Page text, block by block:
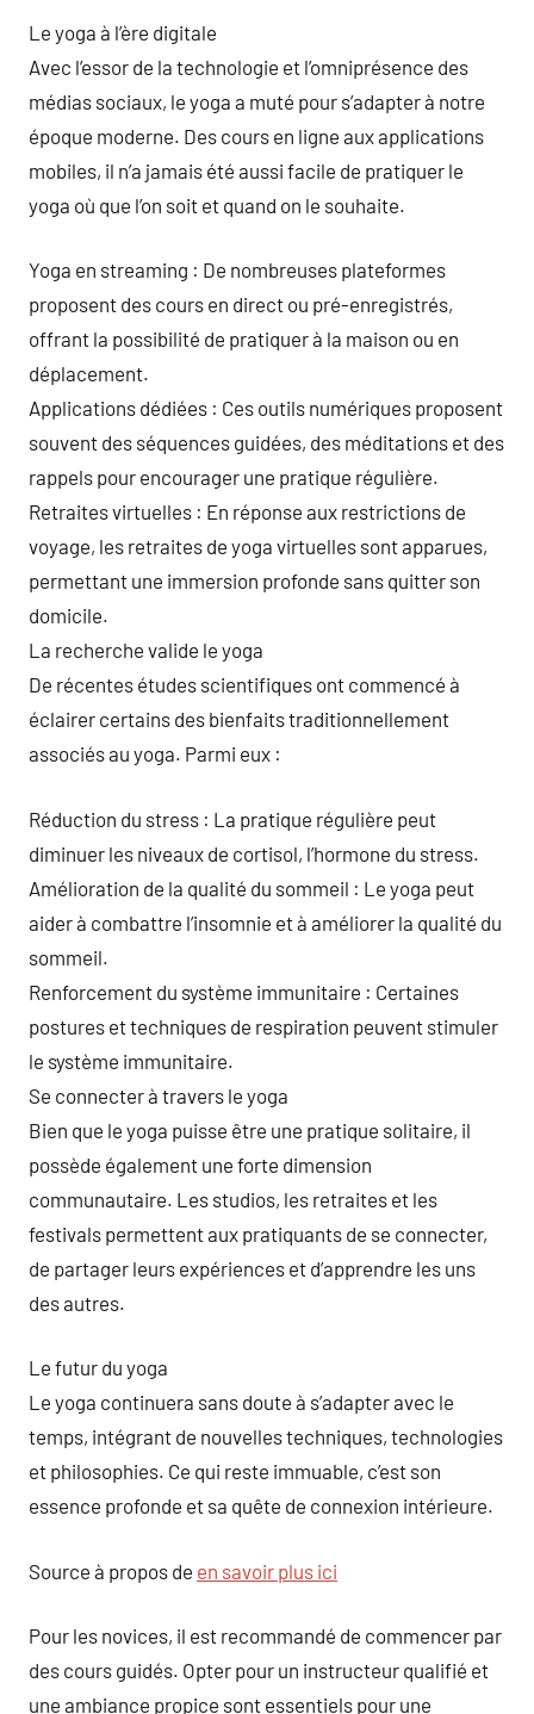
Le yoga à l’ère digitale
Avec l’essor de la technologie et l’omniprésence des
médias sociaux, le yoga a muté pour s’adapter à notre
époque moderne. Des cours en ligne aux applications
mobiles, il n’a jamais été aussi facile de pratiquer le
yoga où que l’on soit et quand on le souhaite.
Yoga en streaming : De nombreuses plateformes
proposent des cours en direct ou pré-enregistrés,
offrant la possibilité de pratiquer à la maison ou en
déplacement.
Applications dédiées : Ces outils numériques proposent
souvent des séquences guidées, des méditations et des
rappels pour encourager une pratique régulière.
Retraites virtuelles : En réponse aux restrictions de
voyage, les retraites de yoga virtuelles sont apparues,
permettant une immersion profonde sans quitter son
domicile.
La recherche valide le yoga
De récentes études scientifiques ont commencé à
éclairer certains des bienfaits traditionnellement
associés au yoga. Parmi eux :
Réduction du stress : La pratique régulière peut
diminuer les niveaux de cortisol, l’hormone du stress.
Amélioration de la qualité du sommeil : Le yoga peut
aider à combattre l’insomnie et à améliorer la qualité du
sommeil.
Renforcement du système immunitaire : Certaines
postures et techniques de respiration peuvent stimuler
le système immunitaire.
Se connecter à travers le yoga
Bien que le yoga puisse être une pratique solitaire, il
possède également une forte dimension
communautaire. Les studios, les retraites et les
festivals permettent aux pratiquants de se connecter,
de partager leurs expériences et d’apprendre les uns
des autres.
Le futur du yoga
Le yoga continuera sans doute à s’adapter avec le
temps, intégrant de nouvelles techniques, technologies
et philosophies. Ce qui reste immuable, c’est son
essence profonde et sa quête de connexion intérieure.
Source à propos de en savoir plus ici
Pour les novices, il est recommandé de commencer par
des cours guidés. Opter pour un instructeur qualifié et
une ambiance propice sont essentiels pour une